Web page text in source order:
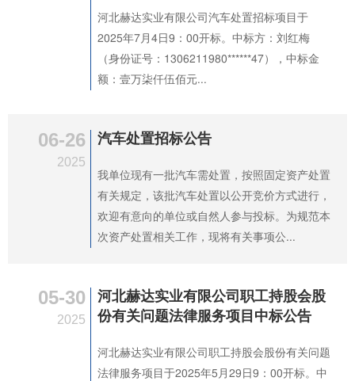
河北赫达实业有限公司汽车处置招标项目于
2025年7月4日9：00开标。中标方：刘红梅
（身份证号：1306211980******47），中标金
额：壹万柒仟伍佰元...
06-26
2025
汽车处置招标公告
我单位现有一批汽车需处置，按照固定资产处置
有关规定，该批汽车处置以公开竞价方式进行，
欢迎有意向的单位或自然人参与投标。为规范本
次资产处置相关工作，现将有关事项公...
05-30
2025
河北赫达实业有限公司职工持股会股
份有关问题法律服务项目中标公告
河北赫达实业有限公司职工持股会股份有关问题
法律服务项目于2025年5月29日9：00开标。中